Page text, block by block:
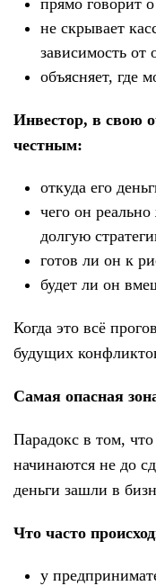
не скрывает
зависимость от
объясняет, где
Инвестор, в свою
честным:
откуда его
чего он
долгую
готов ли он к
будет ли он
Когда это всё
будущих
Самая опасная
Парадокс в том,
начинаются не до
деньги зашли в
Что часто
у